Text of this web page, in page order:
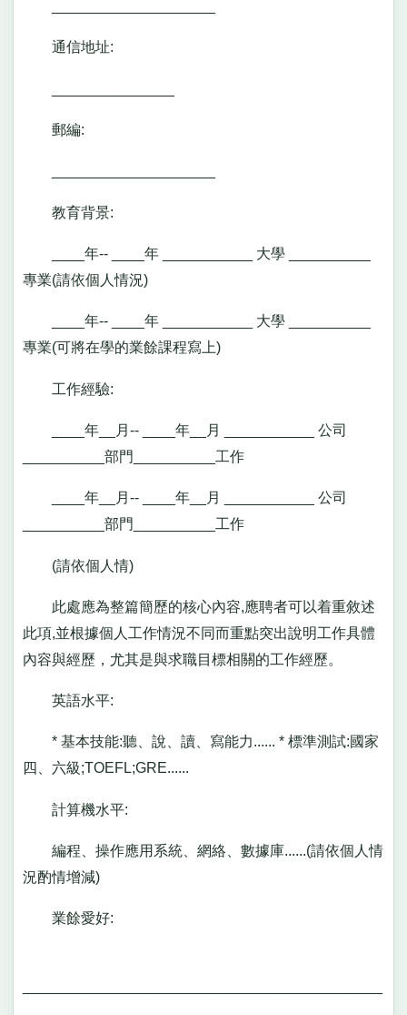
通信地址:
郵編:
教育背景:
____年-- ____年 ___________ 大學 __________
專業(請依個人情況)
____年-- ____年 ___________ 大學 __________
專業(可將在學的業餘課程寫上)
工作經驗:
____年__月-- ____年__月 ___________ 公司
__________部門__________工作
____年__月-- ____年__月 ___________ 公司
__________部門__________工作
(請依個人情)
此處應為整篇簡歷的核心內容,應聘者可以着重敘述
此項,並根據個人工作情況不同而重點突出說明工作具體
內容與經歷，尤其是與求職目標相關的工作經歷。
英語水平:
* 基本技能:聽、說、讀、寫能力...... * 標準測試:國家
四、六級;TOEFL;GRE......
計算機水平:
編程、操作應用系統、網絡、數據庫......(請依個人情
況酌情增減)
業餘愛好: